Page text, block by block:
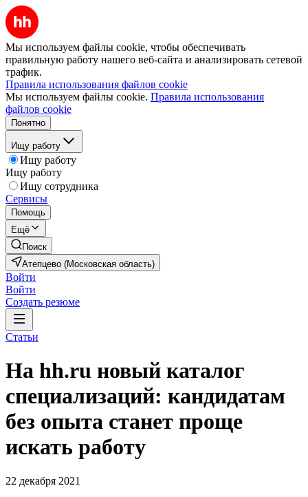
Мы используем файлы cookie, чтобы обеспечивать
правильную работу нашего веб-сайта и анализировать сетевой
трафик.
Правила использования файлов cookie
Мы используем файлы cookie. Правила использования
файлов cookie
Понятно
Ищу работу
Ищу работу
Ищу работу
Ищу сотрудника
Сервисы
Помощь
Ещё
Поиск
Атепцево (Московская область)
Войти
Войти
Создать резюме
Статьи
На hh.ru новый каталог
специализаций: кандидатам
без опыта станет проще
искать работу
22 декабря 2021